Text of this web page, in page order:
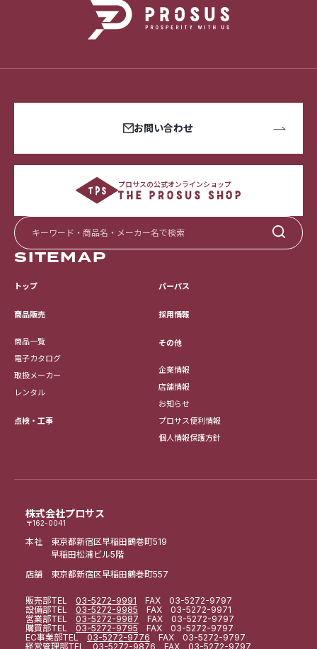
株式会社プロサス
〒162-0041
本社 東京都新宿区早稲田鶴巻町519
早稲田松浦ビル5階
店舗 東京都新宿区早稲田鶴巻町557
販売部TEL 03-5272-9991 FAX 03-5272-9797
設備部TEL 03-5272-9985 FAX 03-5272-9971
営業部TEL 03-5272-9987 FAX 03-5272-9797
購買部TEL 03-5272-9795 FAX 03-5272-9797
EC事業部TEL 03-5272-9776 FAX 03-5272-9797
経営管理部TEL 03-5272-9876 FAX 03-5272-9797
お問い合わせ
プロサスの公式オンラインショップ
SITEMAP
トップ
商品販売
商品一覧
電子カタログ
取扱メーカー
レンタル
点検・工事
パーパス
採用情報
その他
企業情報
店舗情報
お知らせ
プロサス便利情報
個人情報保護方針